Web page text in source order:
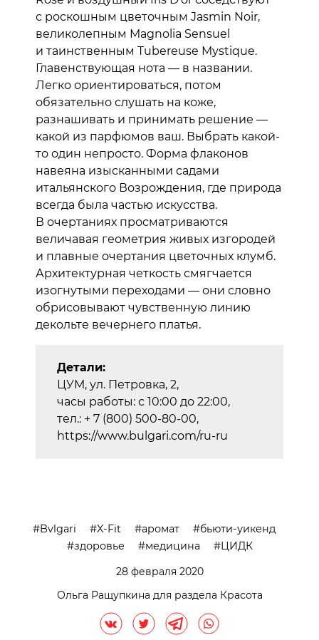
с роскошным цветочным Jasmin Noir,
великолепным Magnolia Sensuel
и таинственным Tubereuse Mystique.
Главенствующая нота — в названии.
Легко ориентироваться, потом
обязательно слушать на коже,
разнашивать и принимать решение —
какой из парфюмов ваш. Выбрать какой-
то один непросто. Форма флаконов
навеяна изысканными садами
итальянского Возрождения, где природа
всегда была частью искусства.
В очертаниях просматриваются
величавая геометрия живых изгородей
и плавные очертания цветочных клумб.
Архитектурная четкость смягчается
изогнутыми переходами — они словно
обрисовывают чувственную линию
декольте вечернего платья.
Детали:
ЦУМ, ул. Петровка, 2,
часы работы: с 10:00 до 22:00,
тел.: + 7 (800) 500-80-00,
https://www.bulgari.com/ru-ru
Bvlgari X-Fit аромат
бьюти-уикенд
здоровье
медицина
ЦИДК
28 февраля 2020
Ольга Ращупкина для раздела Красота